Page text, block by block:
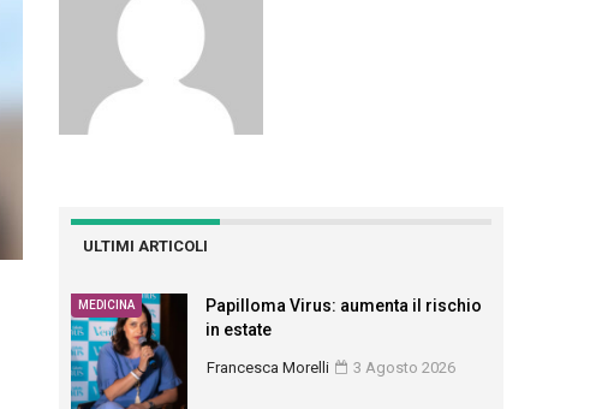
ULTIMI ARTICOLI
MEDICINA
Papilloma Virus: aumenta il rischio
in estate
Francesca Morelli 3 Agosto 2026